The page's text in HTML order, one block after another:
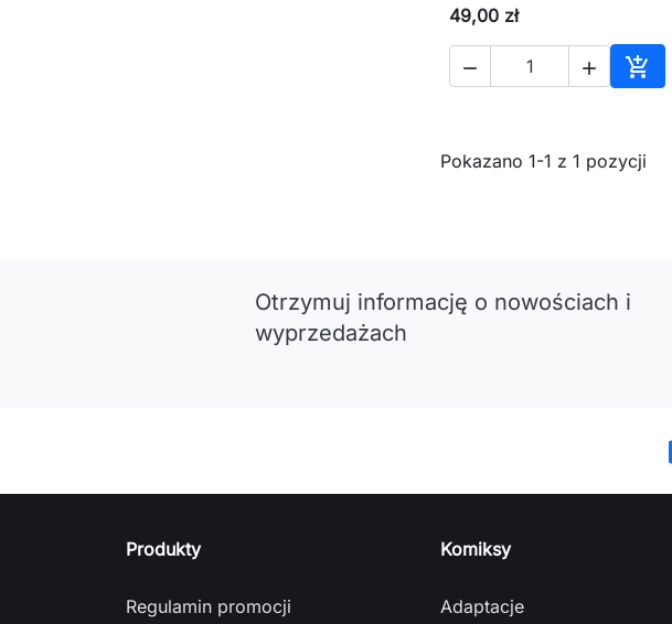
49,00 zł
  
Pokazano 1-1 z 1 pozycji
Otrzymuj informację o nowościach i
wyprzedażach
Produkty
Regulamin promocji
Komiksy
Adaptacje